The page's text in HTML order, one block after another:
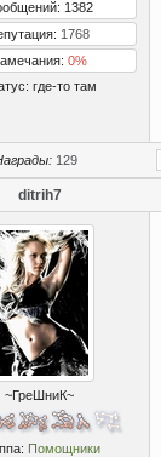
1382
1768
0%
где-то там
129
ditrih7
~ГреШниК~
Помощники